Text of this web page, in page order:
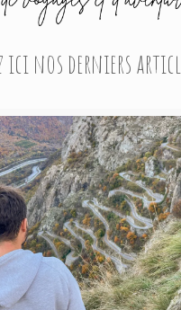
ici nos derniers